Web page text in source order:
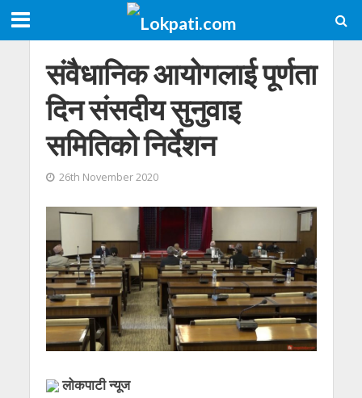
संवैधानिक आयोगलाई पूर्णता
दिन संसदीय सुनुवाइ
समितिको निर्देशन
26th November 2020
लोकपाटी न्यूज